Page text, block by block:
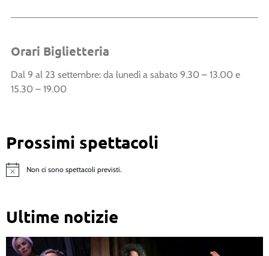
Orari Biglietteria
Dal 9 al 23 settembre: da lunedì a sabato 9.30 – 13.00 e
15.30 – 19.00
Prossimi spettacoli
Notice Non ci sono spettacoli previsti.
Ultime notizie